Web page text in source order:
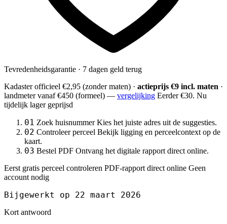
Tevredenheidsgarantie · 7 dagen geld terug
Kadaster officieel €2,95 (zonder maten) · actieprijs €9 incl. maten ·
landmetervanaf €450 (formeel) — vergelijking Eerder €30. Nu
tijdelijk lager geprijsd
01 Zoek huisnummer Kies het juiste adres uit de suggesties.
02 Controleer perceel Bekijk ligging en perceelcontext op de
kaart.
03 Bestel PDF Ontvang het digitale rapport direct online.
Eerst gratis perceel controleren PDF-rapport direct online Geen
account nodig
Bijgewerkt op 22 maart 2026
Kort antwoord